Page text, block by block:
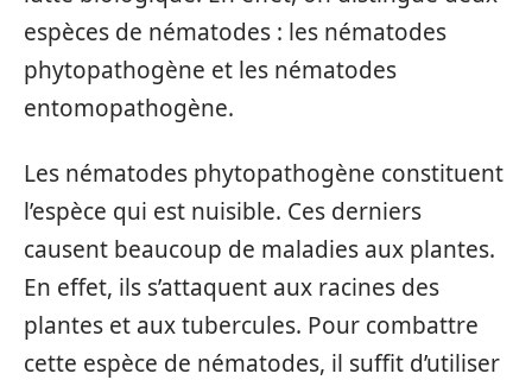
espèces de nématodes : les nématodes
phytopathogène et les nématodes
entomopathogène.
Les nématodes phytopathogène constituent
l’espèce qui est nuisible. Ces derniers
causent beaucoup de maladies aux plantes.
En effet, ils s’attaquent aux racines des
plantes et aux tubercules. Pour combattre
cette espèce de nématodes, il suffit d’utiliser